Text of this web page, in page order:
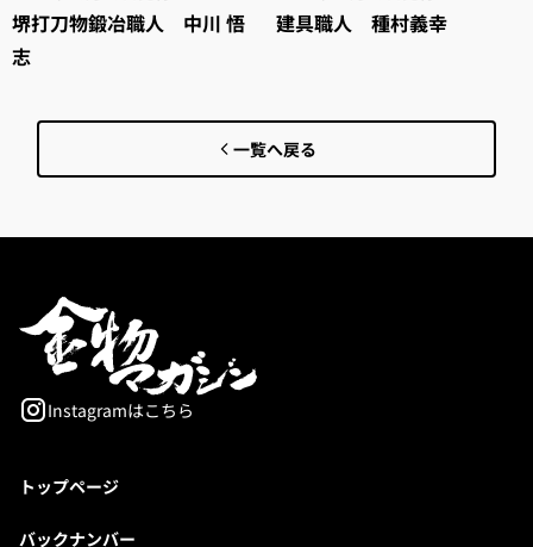
堺打刀物鍛冶職人 中川 悟
志
建具職人 種村義幸
一覧へ戻る
Instagramはこちら
トップページ
バックナンバー